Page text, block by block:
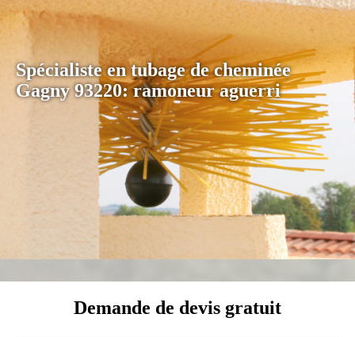
Spécialiste en tubage de cheminée
Gagny 93220: ramoneur aguerri
Demande de devis gratuit